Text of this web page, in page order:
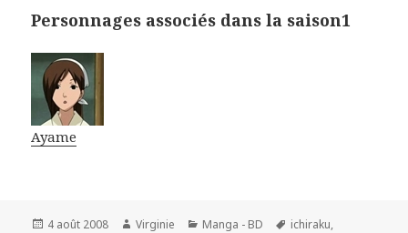
Personnages associés dans la saison1
Ayame
Publié
4 août 2008 Auteur
Virginie Catégories
Manga - BD
Mots-
ichiraku,